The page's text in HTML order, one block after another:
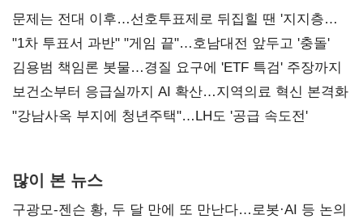
문제는 전대 이후…선호투표제로 뒤집힐 땐 '지지층
불복'
"1차 투표서 과반" "게임 끝"…호남대전 앞두고 '충돌'
김용범 책임론 봇물…경질 요구에 'ETF 특검' 주장까지
보건소부터 응급실까지 AI 확산…지역의료 혁신 본격화
"강남사옥 부지에 청년주택"…LH도 '공급 속도전'
많이 본 뉴스
구광모-젠슨 황, 두 달 만에 또 만난다…로봇·AI 등 논의